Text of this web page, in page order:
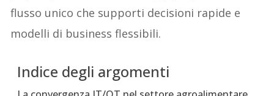
flusso unico che supporti decisioni rapide e
modelli di business flessibili.
Indice degli argomenti